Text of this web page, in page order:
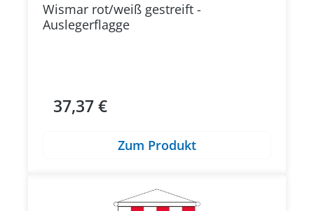
Wismar rot/weiß gestreift -
Auslegerflagge
Regulärer Preis:
37,37 €
Zum Produkt